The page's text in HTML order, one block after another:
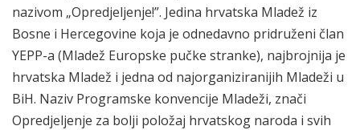
nazivom „Opredjeljenje!”. Jedina hrvatska Mladež iz
Bosne i Hercegovine koja je odnedavno pridruženi član
YEPP-a (Mladež Europske pučke stranke), najbrojnija je
hrvatska Mladež i jedna od najorganiziranijih Mladeži u
BiH. Naziv Programske konvencije Mladeži, znači
Opredjeljenje za bolji položaj hrvatskog naroda i svih